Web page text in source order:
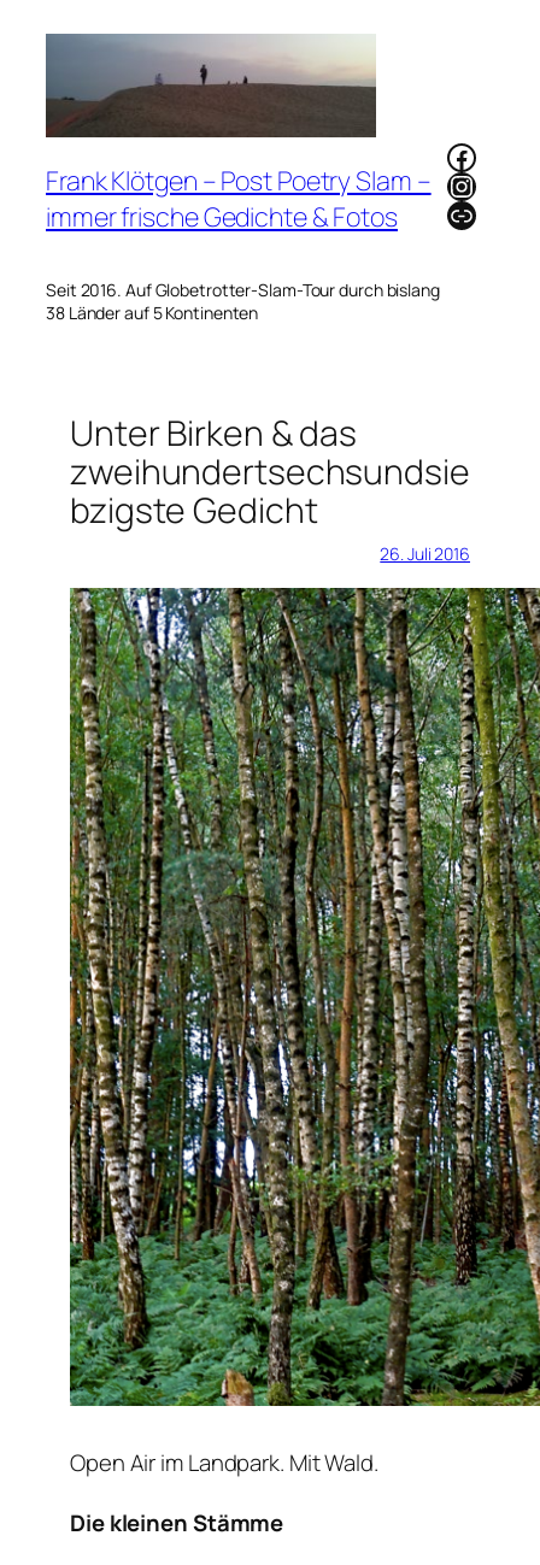
Frank Klötgen – Post Poetry Slam –
immer frische Gedichte & Fotos
Seit 2016. Auf Globetrotter-Slam-Tour durch bislang
38 Länder auf 5 Kontinenten
Link
Unter Birken & das
zweihundertsechsundsie
bzigste Gedicht
26. Juli 2016
Open Air im Landpark. Mit Wald.
Die kleinen Stämme